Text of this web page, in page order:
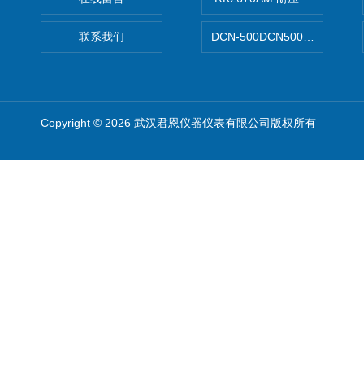
联系我们 DCN-500DCN500资料收集器
Copyright © 2026 武汉君恩仪器仪表有限公司版权所有